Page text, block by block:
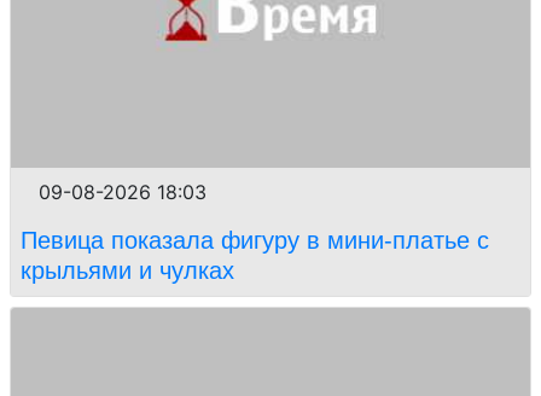
09-08-2026 18:03
Певица показала фигуру в мини-платье с
крыльями и чулках